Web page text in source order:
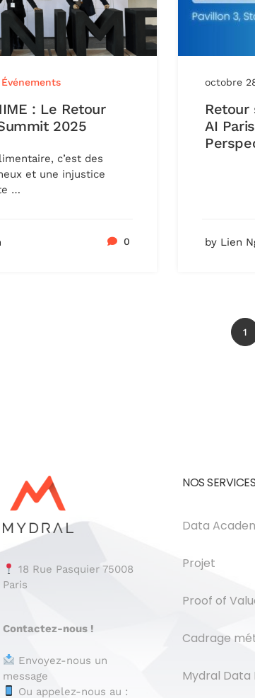
Événements
: Le Retour
2025
c’est des
et une injustice
…
0
octobre
Retour
AI
by Lien
1
18 Rue Pasquier 75008
Paris
Contactez-nous !
Envoyez-nous un
message
Ou appelez-nous au :
NOS SERVICES
Data
Projet
Proof of
Cadrage
Mydral Data